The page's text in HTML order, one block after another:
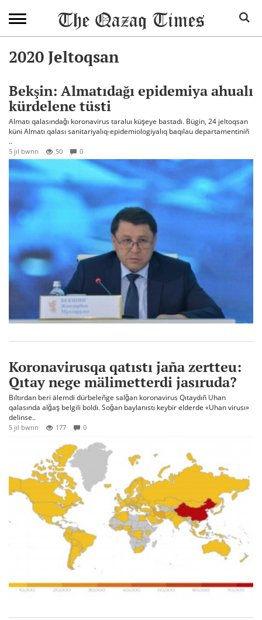
2020 Jeltoqsan
Bekşin: Almatıdağı epidemiya ahualı
kürdelene tüsti
Almatı qalasındağı koronavirus taraluı küşeye bastadı. Bügin, 24 jeltoqsan
küni Almatı qalası sanitariyalıq-epidemiologiyalıq baqılau departamentiniñ
..
5 jıl bwrın 50 0
Koronavirusqa qatıstı jaña zertteu:
Qıtay nege mälimetterdi jasıruda?
Bıltırdan beri älemdi dürbeleñge salğan koronavirus Qıtaydıñ Uhan
qalasında alğaş belgili boldı. Soğan baylanıstı keybir elderde «Uhan virusı»
delinse..
5 jıl bwrın 177 0